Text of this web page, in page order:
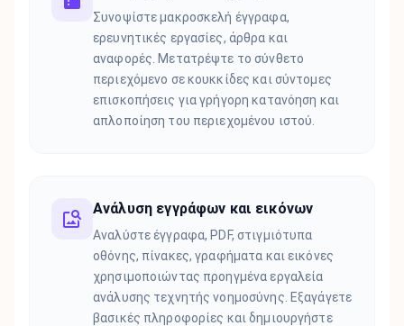
Συνοψίστε μακροσκελή έγγραφα,
ερευνητικές εργασίες, άρθρα και
αναφορές. Μετατρέψτε το σύνθετο
περιεχόμενο σε κουκκίδες και σύντομες
επισκοπήσεις για γρήγορη κατανόηση και
απλοποίηση του περιεχομένου ιστού.
Ανάλυση εγγράφων και εικόνων
Αναλύστε έγγραφα, PDF, στιγμιότυπα
οθόνης, πίνακες, γραφήματα και εικόνες
χρησιμοποιώντας προηγμένα εργαλεία
ανάλυσης τεχνητής νοημοσύνης. Εξαγάγετε
βασικές πληροφορίες και δημιουργήστε